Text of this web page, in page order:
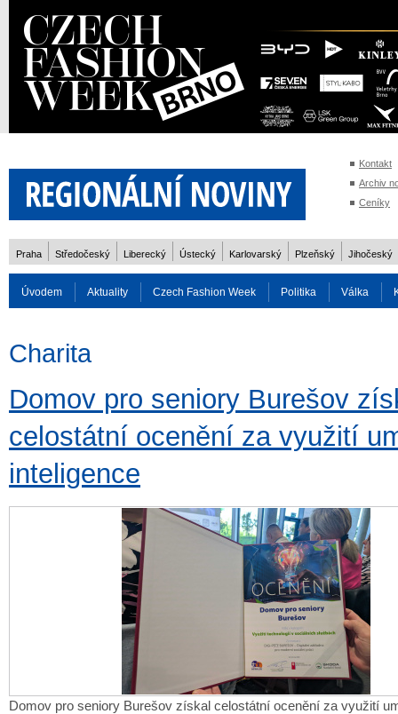
Kontakt
Archiv
Ceníky
Praha Středočeský Liberecký Ústecký Karlovarský Plzeňský Jihočeský
Úvodem Aktuality Czech Fashion Week Politika Válka
Charita
Domov pro seniory Burešov
celostátní ocenění za využití
inteligence
Domov pro seniory Burešov získal celostátní ocenění za využití